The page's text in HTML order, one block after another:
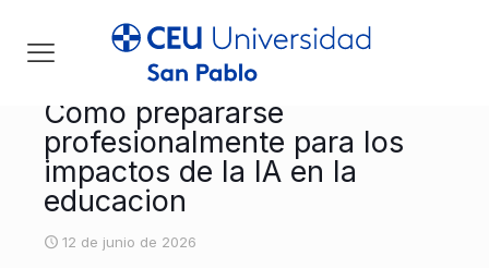
Cómo prepararse
profesionalmente para los
impactos de la IA en la
educacion
12 de junio de 2026